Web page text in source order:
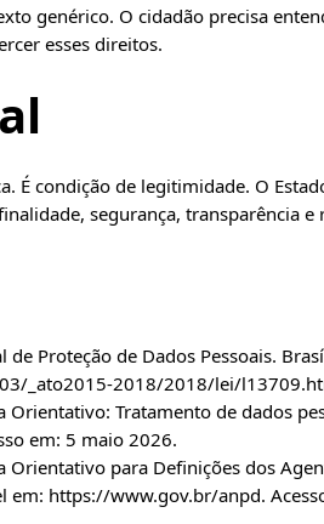
genérico. O cidadão precisa
esses direitos.
É condição de legitimidade. O
segurança, transparência e
Proteção de Dados Pessoais.
_ato2015-2018/2018/lei/
Orientativo: Tratamento de dados
em: 5 maio 2026.
Orientativo para Definições dos
em: https://www.gov.br/anpd.